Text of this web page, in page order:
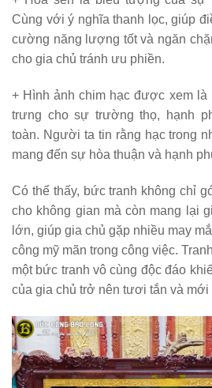
Cùng với ý nghĩa thanh lọc, giúp
cường năng lượng tốt và ngăn
cho gia chủ tránh ưu phiền.
+ Hình ảnh chim hạc được xem
trưng cho sự trường thọ, hạnh
toàn. Người ta tin rằng hạc trong
mang đến sự hòa thuận và hạnh
Có thể thấy, bức tranh không chỉ
cho không gian mà còn mang lại
lớn, giúp gia chủ gặp nhiều may
công mỹ mãn trong công việc.
một bức tranh vô cùng độc đáo
của gia chủ trở nên tươi tắn và mới